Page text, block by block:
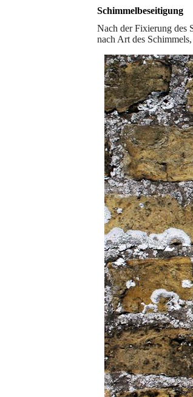
Schimmelbeseitigung
Nach der Fixierung des
nach Art des